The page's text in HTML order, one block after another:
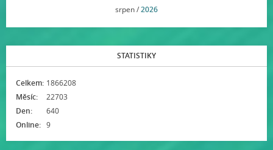
srpen /2026
STATISTIKY
Online: 9
Celkem: 1866208
Měsíc:
22703
Den:
640